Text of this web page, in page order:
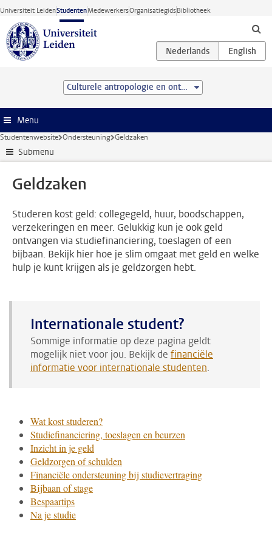
Ga direct naar de inhoud
Universiteit LeidenStudentenMedewerkersOrganisatiegidsBibliotheek
Culturele antropologie en ontwikkelingssociologie (BSc)
Menu
Studentenwebsite Ondersteuning Geldzaken
Submenu
Geldzaken
Studeren kost geld: collegegeld, huur, boodschappen,
verzekeringen en meer. Gelukkig kun je ook geld
ontvangen via studiefinanciering, toeslagen of een
bijbaan. Bekijk hier hoe je slim omgaat met geld en welke
hulp je kunt krijgen als je geldzorgen hebt.
Internationale student?
Sommige informatie op deze pagina geldt
mogelijk niet voor jou. Bekijk de financiële
informatie voor internationale studenten.
Wat kost studeren?
Studiefinanciering, toeslagen en beurzen
Inzicht in je geld
Geldzorgen of schulden
Financiële ondersteuning bij studievertraging
Bijbaan of stage
Bespaartips
Na je studie